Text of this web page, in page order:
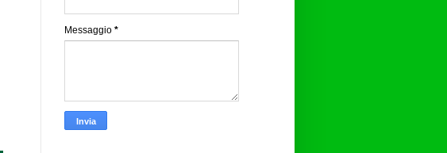
Messaggio *